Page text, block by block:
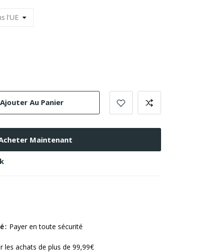
Ajouter Au Panier
Maintenant
Payer en toute sécurité
les achats de plus de 99,99€